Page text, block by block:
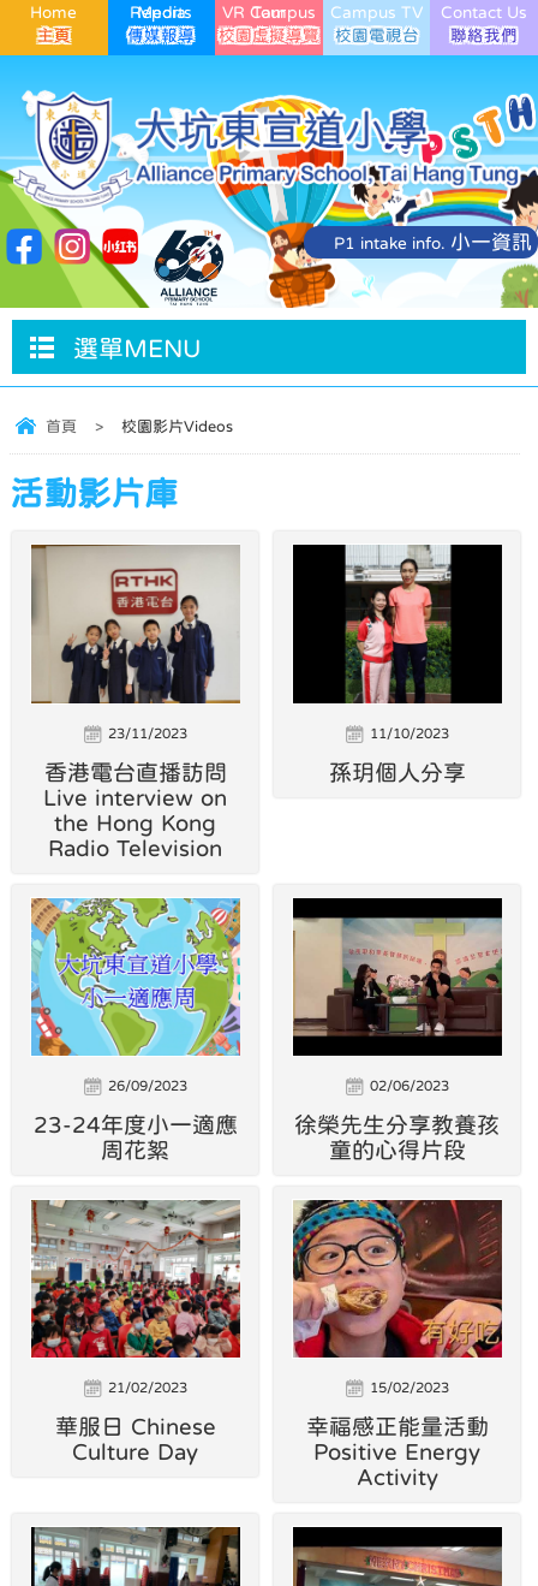
Home Media Reports VR Campus Tour Campus TV Contact Us
P1 intake info. 小一資訊
選單MENU
首頁 > 校園影片Videos
活動影片庫
23/11/2023
香港電台直播訪問
Live interview on
the Hong Kong
Radio Television
11/10/2023
孫玥個人分享
26/09/2023
23-24年度小一適應
周花絮
02/06/2023
徐榮先生分享教養孩
童的心得片段
21/02/2023
華服日 Chinese
Culture Day
15/02/2023
幸福感正能量活動
Positive Energy
Activity